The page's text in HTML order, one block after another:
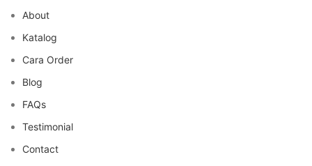
About
Katalog
Cara Order
Blog
FAQs
Testimonial
Contact